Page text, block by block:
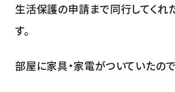
生活保護の申請まで同行してくれ
す。
部屋に家具・家電がついていたの